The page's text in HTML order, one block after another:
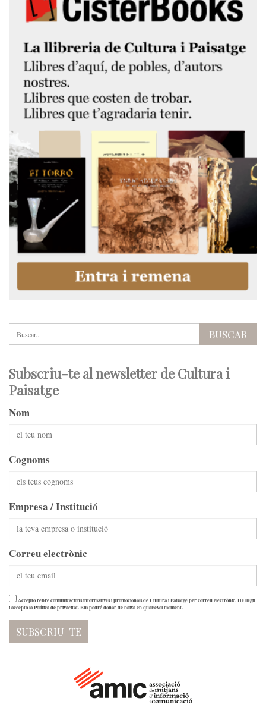
Subscriu-te al newsletter de Cultura i
Paisatge
Nom
Cognoms
Empresa / Institució
Correu electrònic
Accepto rebre comunicacions informatives i promocionals de Cultura i Paisatge per correu electrònic. He llegit
i accepto laPolítica de privacitat. Em podré donar de baixa en qualsevol moment.